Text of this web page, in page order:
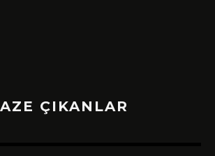
ÇIKANLAR